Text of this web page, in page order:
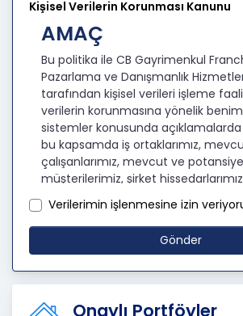
Kişisel Verilerin Korunması Kanunu
AMAÇ
Bu politika ile CB Gayrimenkul
Pazarlama ve Danışmanlık
tarafından kişisel verileri işleme
verilerin korunmasına yönelik
sistemler konusunda
bu kapsamda iş ortaklarımız,
çalışanlarımız, mevcut ve
müşterilerimiz, şirket
ziyaretçilerimiz ve üçüncü kişiler
üzer kişisel verileri şirketimiz
kişilerin bilgilendirilerek şeffaflığın
KİŞİSEL VERİLERİN
İLKELERİ
Verilerimin işlenmesine izin
Gönder
Onaylı Portföyler